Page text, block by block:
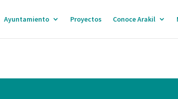
Ayuntamiento Proyectos Conoce Arakil